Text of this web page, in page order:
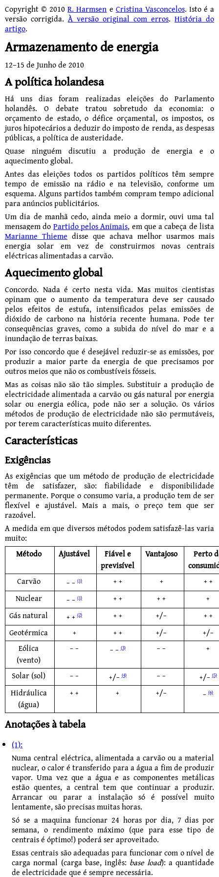
Copyright © 2010R. Harmsen e Cristina Vasconcelos. Isto é a
versão corrigida. À versão original com erros. História do
artigo.
Armazenamento de energia
12–15 de Junho de 2010
A política holandesa
Há uns dias foram realizadas eleições do Parlamento
holandês. O debate tratou sobretudo da economia: o
orçamento de estado, o défice orçamental, os impostos, os
juros hipote­cários a deduzir do imposto de renda, as despesas
públicas, a política de austeridade.
Quase ninguém discutiu a produção de energia e o
aquecimento global.
Antes das eleições todos os partidos políticos têm sempre
tempo de emissão na rádio e na televisão, conforme um
esquema. Alguns partidos também compram tempo adicional
para anúncios publicitários.
Um dia de manhã cedo, ainda meio a dormir, ouvi uma tal
mensagem do Partido pelos Animais, em que a cabeça de lista
Marianne Thieme disse que achava melhor usarmos mais
energia solar em vez de construirmos novas centrais
eléctricas alimentadas a carvão.
Aquecimento global
Concordo. Nada é certo nesta vida. Mas muitos cientistas
opinam que o aumento da temperatura deve ser causado
pelos efeitos de estufa, intensificados pelas emissões de
dióxido de carbono na história recente humana. Pode ter
consequências graves, como a subida do nível do mar e a
inundação de terras baixas.
Por isso concordo que é desejável reduzir-se as emissões, por
produzir a maior parte da energia de que precisamos por
outros meios que não os combustíveis fósseis.
Mas as coisas não são tão simples. Substituir a produção de
electricidade alimentada a carvão ou gás natural por energia
solar ou energia eólica, pode não ser a solução. Os vá­rios
métodos de produção de electricidade não são permutáveis,
por terem características muito diferentes.
Características
Exigências
As exigências que um método de produção de electricidade
têm de satisfazer, são: fiabi­lidade e disponibilidade
permanente. Porque o consumo varia, a produção tem de ser
fle­xível e ajustável. Mais a mais, o preço tem que ser
razoável.
A medida em que diversos métodos podem satisfazê-las varia
muito:
Método
Ajustável
Fiável e
previsível
Vantajoso
Perto
Carvão
− −(1) + + +
+ +
Nuclear
− −(1) + + + +
+
Gás natural
+ +(2) + + +/−
+ +
Geotérmica
+ + + +/−
+/−
Eólica
(vento)
− − − −(3) − − +
Solar (sol) − − +/−(4) − − +/−(5)
Hidráulica
(água)
+ + + +/− −(6)
Anotações à tabela
(1):
Numa central eléctrica, alimentada a carvão ou a material
nuclear, o calor é transferido para a água a fim de produzir
vapor. Uma vez que a água e as componentes metálicas
estão quentes, a central tem que continuar a produzir.
Arrancar ou parar a instalação só é possível muito
lentamente, são precisas muitas horas.
Só se a maquina funcionar 24 horas por dia, 7 dias por
semana, o rendimento máximo (que para esse tipo de
centrais é óptimo!) poderá ser aproveitado.
Essas centrais são adequadas para funcionar com o nível de
carga normal (carga base, inglês: base load): a quantidade
de electricidade que é sempre necessária.